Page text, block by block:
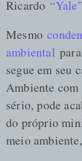
Ricardo “Yale”
Mesmo
ambiental
segue em seu
Ambiente com
sério, pode
do próprio
meio